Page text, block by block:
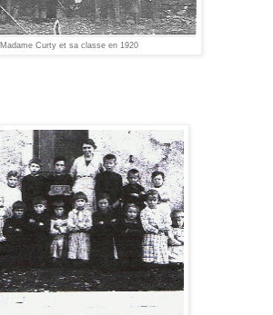
Madame Curty et sa classe en 1920